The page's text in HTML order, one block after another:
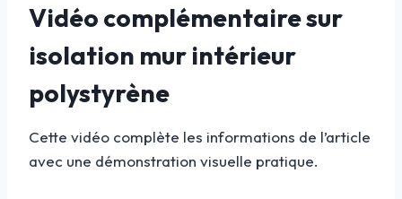
Vidéo complémentaire sur
isolation mur intérieur
polystyrène
Cette vidéo complète les informations de l’article
avec une démonstration visuelle pratique.